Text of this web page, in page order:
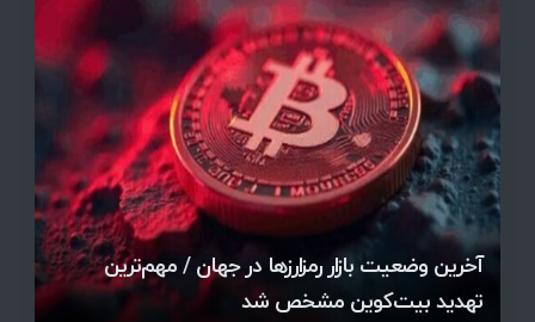
چرا سرعت تراکنش‌ها در اقتصاد دیجیتال اهمیت دارد؟
آخرین وضعیت بازار رمزارزها در جهان / مهم‌ترین
تهدید بیت‌کوین مشخص شد
اتفاق تاریخی در بازار رمزارزها / بیت‌کوین سبز شد
قیمت تتر، بیت‌کوین و اتریوم امروز دوشنبه ۵ مرداد
۱۴۰۵ | بیت‌کوین این مرز را از دست بدهد، همه‌چیز
تغییر می‌کند
رقابت پنهان دولت‌ها بر سر بیت‌کوین/ ۱۰ کشور برتر
کدامند؟
اتفاق مهم در بازار رمزارزها / بیت‌کوین وارد فاز تازه شد
تازه‌ترین رسوایی ارز دیجیتال؛ شکایت میلیاردی روی
میز / ۶۲۲ بیت‌کوین کجا رفت؟
بحران بدهی شرکت‌ها و خطر فروش اجباری میلیاردها
دلار بیت‌کوین